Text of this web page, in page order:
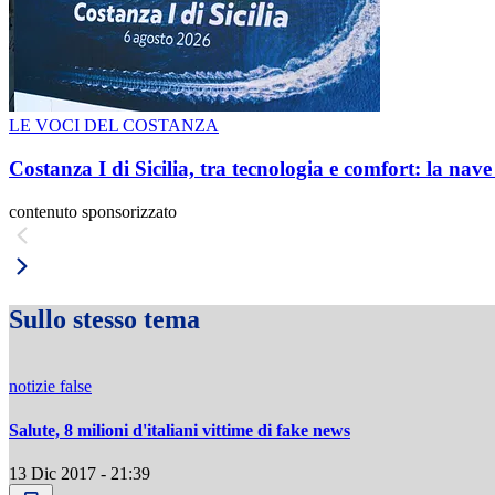
LE VOCI DEL COSTANZA
Costanza I di Sicilia, tra tecnologia e comfort: la
contenuto sponsorizzato
Sullo stesso tema
notizie false
Salute, 8 milioni d'italiani vittime di fake news
13 Dic 2017 - 21:39